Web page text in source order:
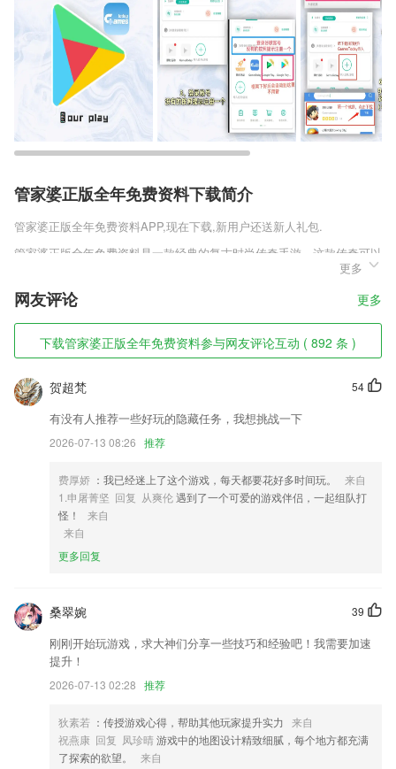
管家婆正版全年免费资料下载简介
管家婆正版全年免费资料APP,现在下载,新用户还送新人礼包.
管家婆正版全年免费资料是一款经典的复古时尚传奇手游，这款传奇可以
让玩家轻松的达到全服第一，不会关服跑路，超多服务器，玩家数量众
多，支持跨服联机，三大经典岗位开启，每个职业都有自己的专属玩法，
而且玩法众多，各种专业技能学习，喜欢这款的一定要下载这款游戏。
管家婆正版全年免费资料软件特色
1,内置字库和发音档，让2265用户离线查阅汉典丶粤语审音配词字库
2,百万达人，分享潮流新动向
3,智能导诊：根据您的身体症状推荐各医院科室医生
4,拓展学习精彩内容，正版图书、海量听书、高清视频；
6,收派员照片主动推送：寄件收件更安心。
管家婆正版全年免费资料软件优势
1.为你精心挑选符合你各个复习阶段的优质考研辅导课程;
钱。
3.· 单词记录、随时查看今日学习单词以及已掌握单词和单词书词表
4.这样，学生和老师之间的交流可以得到更好的加强。对于学生的课余学
习，教师监督学生的完成;
5.提供多种不同的练习选择，将刷题模式变得多样化，从而间接性地缓解
备考压力；
6.通过有趣的教学方式，让孩子更容易接受学习，理解更多知识内容。
更多
网友评论 更多
下载管家婆正版全年免费资料参与网友评论互动 ( 892 条 )
54
贺超梵
有没有人推荐一些好玩的隐藏任务，我想挑战一下
2026-07-13 08:26 推荐
费厚娇 ：我已经迷上了这个游戏，每天都要花好多时间玩。
来自
1.申屠菁坚 回复 从爽伦遇到了一个可爱的游戏伴侣，一起组队打
怪！
来自
来自
更多回复
39
桑翠婉
刚刚开始玩游戏，求大神们分享一些技巧和经验吧！我需要加速
提升！
2026-07-13 02:28 推荐
狄素若 ：传授游戏心得，帮助其他玩家提升实力 来自
祝燕康 回复 凤珍晴游戏中的地图设计精致细腻，每个地方都充满
了探索的欲望。
来自